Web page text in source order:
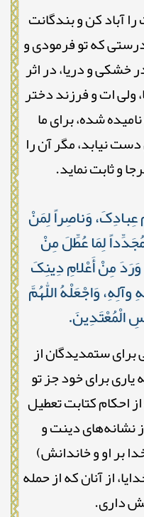
آباد کن و بندگانت
درستی که تو فرمودی و
و دریا، در اثر
ولی ات و فرزند دختر
شده، برای ما
نیابد، مگر آن را
و ثابت نماید.
عِبادِکَ، وَناصِراً لِمَنْ
لِمَا عُطِّلَ مِنْ
مِنْ أَعْلامِ دِینِکَ
وَاجْعَلْهُ اللّٰهُمَّ
الْمُعْتَدِینَ.
برای ستمدیدگان از
برای خود جز تو
احکام کتابت تعطیل
نشانه‌های دینت و
بر او و خاندانش)
از آنان که از حمله
داری.